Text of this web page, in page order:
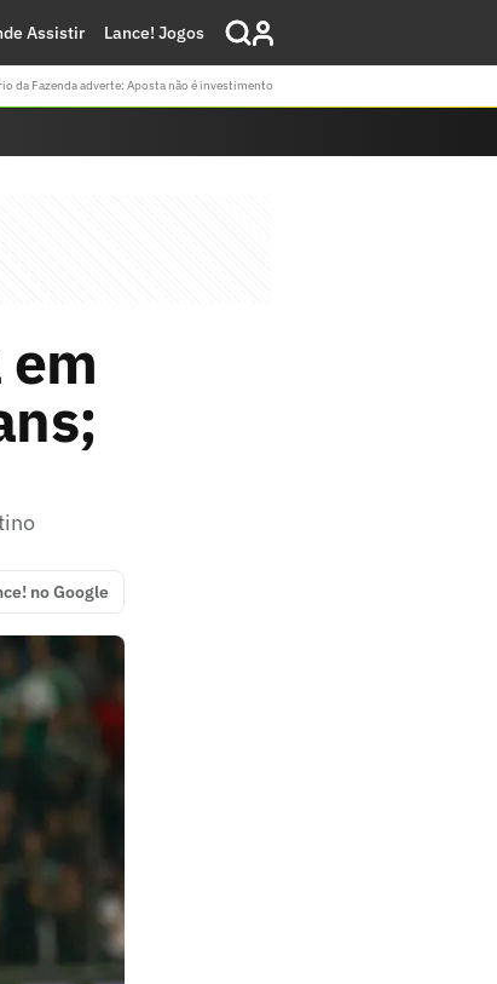
Assistir Lance! Jogos
da Fazenda adverte: Aposta não é investimento
no Google